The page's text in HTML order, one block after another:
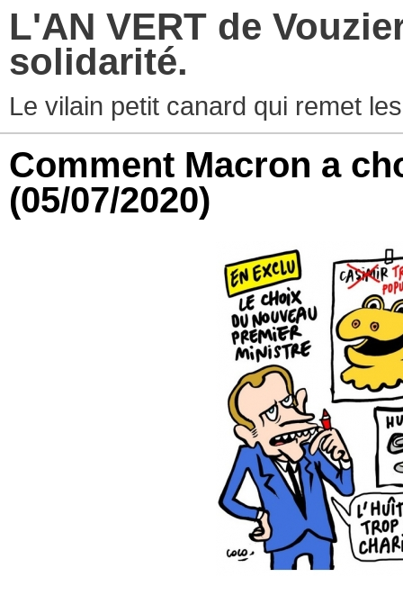
L'AN VERT de
solidarité.
Le vilain petit canard qui remet
Comment Macron a
(05/07/2020)